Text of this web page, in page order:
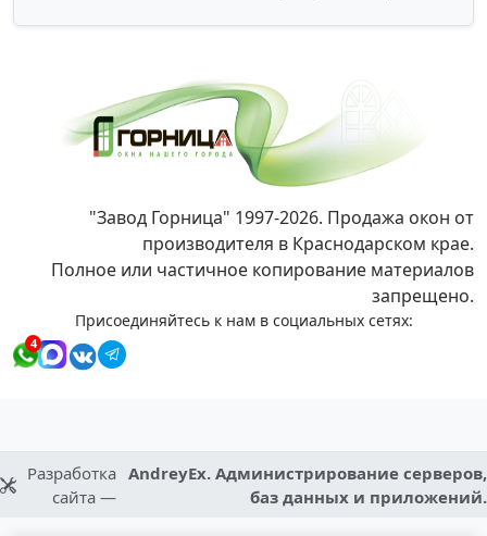
"Завод Горница" 1997-2026. Продажа окон от
производителя в Краснодарском крае.
Полное или частичное копирование материалов
запрещено.
Присоединяйтесь к нам в социальных сетях:
4
Разработка
сайта —
AndreyEx. Администрирование серверов,
баз данных и приложений.